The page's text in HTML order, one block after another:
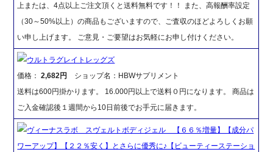
上または、4点以上ご注文頂くと送料無料です！！ また、高報酬率設定
（30～50%以上）の商品もございますので、ご査収のほどよろしくお願
い申し上げます。 ご意見・ご要望はお気軽にお申し付けください。
ウルトラグレイトレッグズ
価格：2,682円
ショップ名：HBWサプリメント
送料は600円掛かります。 16.000円以上で送料０円になります。 商品は
ご入金確認後１週間から10日前後でお手元に届きます。
ヴィーナスラボ スヴェルトボディジェル 【６６％増量】【成分パ
ワーアップ】【２２％安く】とさらに優秀に♪【ビューティーステーショ